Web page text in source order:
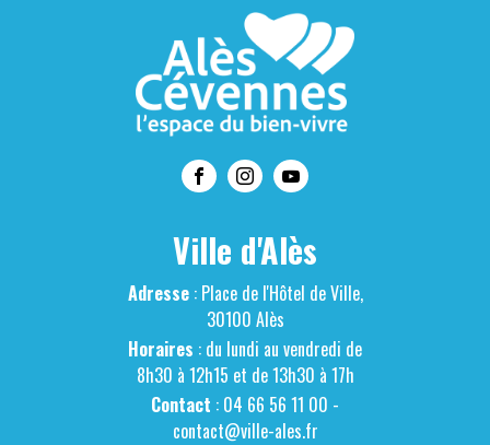
Ville d'Alès
Adresse: Place de l'Hôtel de Ville,
30100 Alès
Horaires : du lundi au vendredi de
8h30 à 12h15 et de 13h30 à 17h
Contact : 04 66 56 11 00 -
contact@ville-ales.fr